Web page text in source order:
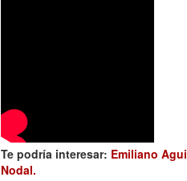
Te podría interesar: Emiliano
Nodal.